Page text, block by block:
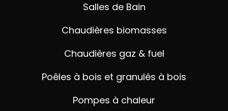
Salles de Bain
Chaudières biomasses
Chaudières gaz & fuel
Poêles à bois et granulés à bois
Pompes à chaleur